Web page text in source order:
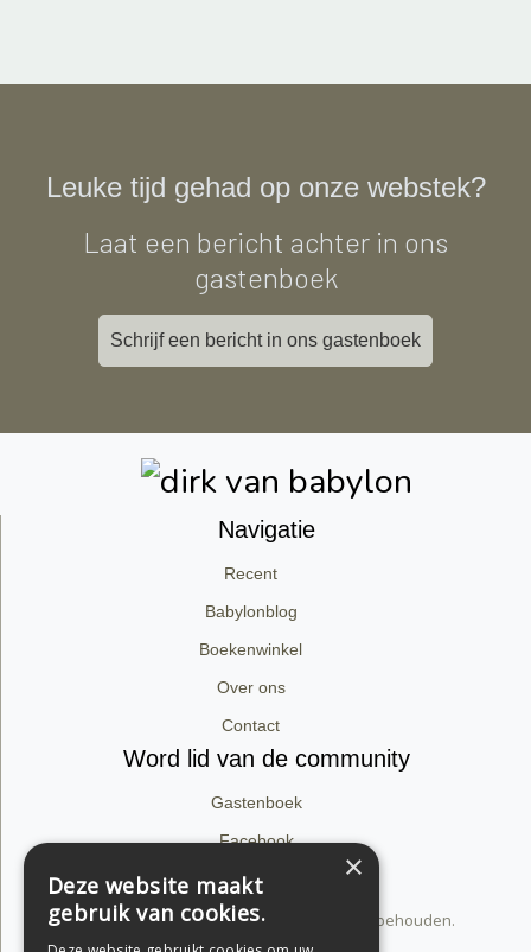
Leuke tijd gehad op onze webstek?
Laat een bericht achter in ons
gastenboek
Schrijf een bericht in ons gastenboek
Navigatie
Recent
Babylonblog
Boekenwinkel
Over ons
Contact
Word lid van de community
Gastenboek
Facebook
Instagram
© 2026 dirk van babylon. Alle rechten voorbehouden.
Privacyverklaring
×
Deze website maakt
gebruik van cookies.